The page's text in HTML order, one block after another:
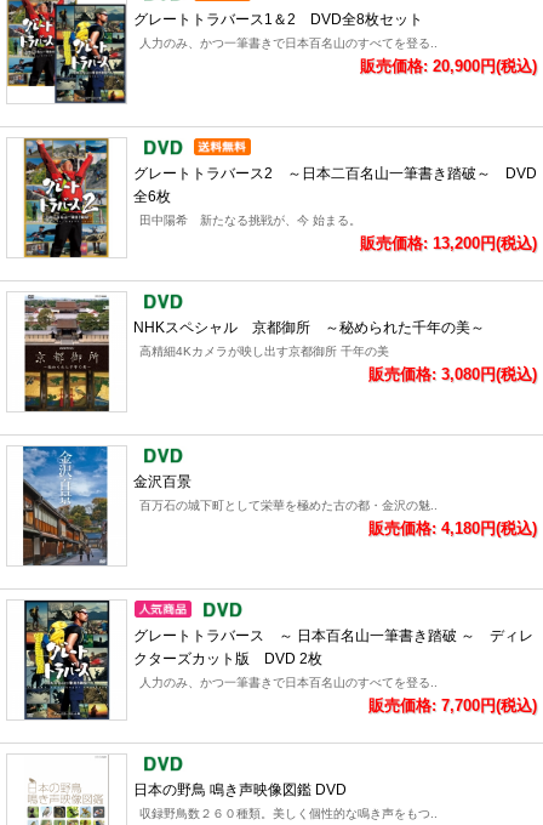
グレートトラバース1＆2 DVD全8枚セット
人力のみ、かつ一筆書きで日本百名山のすべてを登る..
販売価格: 20,900円(税込)
グレートトラバース2 ～日本二百名山一筆書き踏破～ DVD
全6枚
田中陽希 新たなる挑戦が、今 始まる。
販売価格: 13,200円(税込)
NHKスペシャル 京都御所 ～秘められた千年の美～
高精細4Kカメラが映し出す京都御所 千年の美
販売価格: 3,080円(税込)
金沢百景
百万石の城下町として栄華を極めた古の都・金沢の魅..
販売価格: 4,180円(税込)
グレートトラバース ～ 日本百名山一筆書き踏破 ～ ディレ
クターズカット版 DVD 2枚
人力のみ、かつ一筆書きで日本百名山のすべてを登る..
販売価格: 7,700円(税込)
日本の野鳥 鳴き声映像図鑑 DVD
収録野鳥数２６０種類。美しく個性的な鳴き声をもつ..